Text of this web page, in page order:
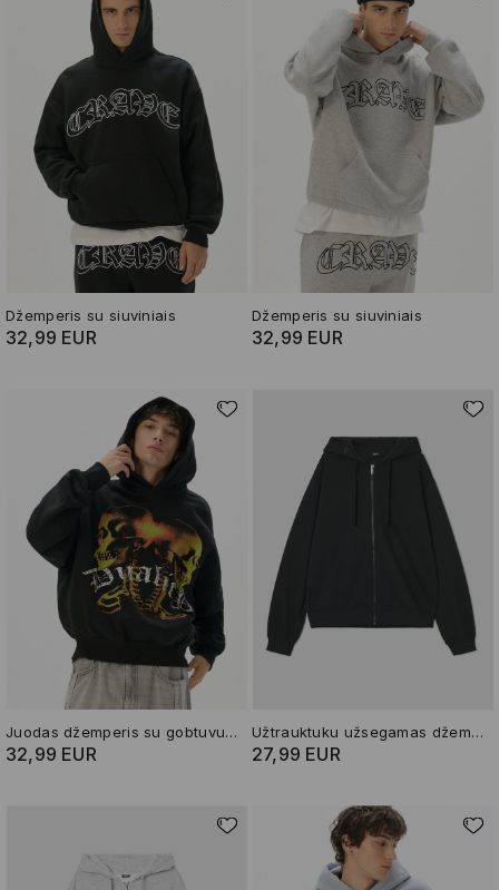
Džemperis su siuviniais
32,99 EUR
Džemperis su siuviniais
32,99 EUR
Juodas džemperis su gobtuvu ir piešiniu
32,99 EUR
Užtrauktuku užsegamas džemperis su gobtuvu
27,99 EUR